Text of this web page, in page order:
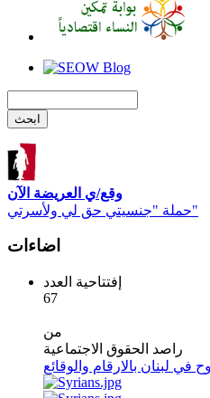
وقع/ي العريضة الآن
حملة "جنسيتي حق لي ولأسرتي"
اضاءات
إفتتاحية العدد
67
من
راصد الحقوق الاجتماعية
في لبنان بالارقام والوقائع